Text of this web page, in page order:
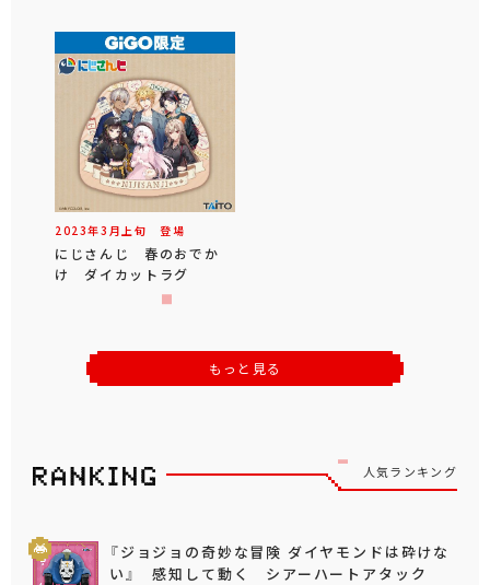
2023年3 月 上旬 登場
にじさんじ 春のおでか
け ダイカットラグ
もっと見る
人気ランキング
『ジョジョの奇妙な冒険 ダイヤモンドは砕けな
い』 感知して動く シアーハートアタック